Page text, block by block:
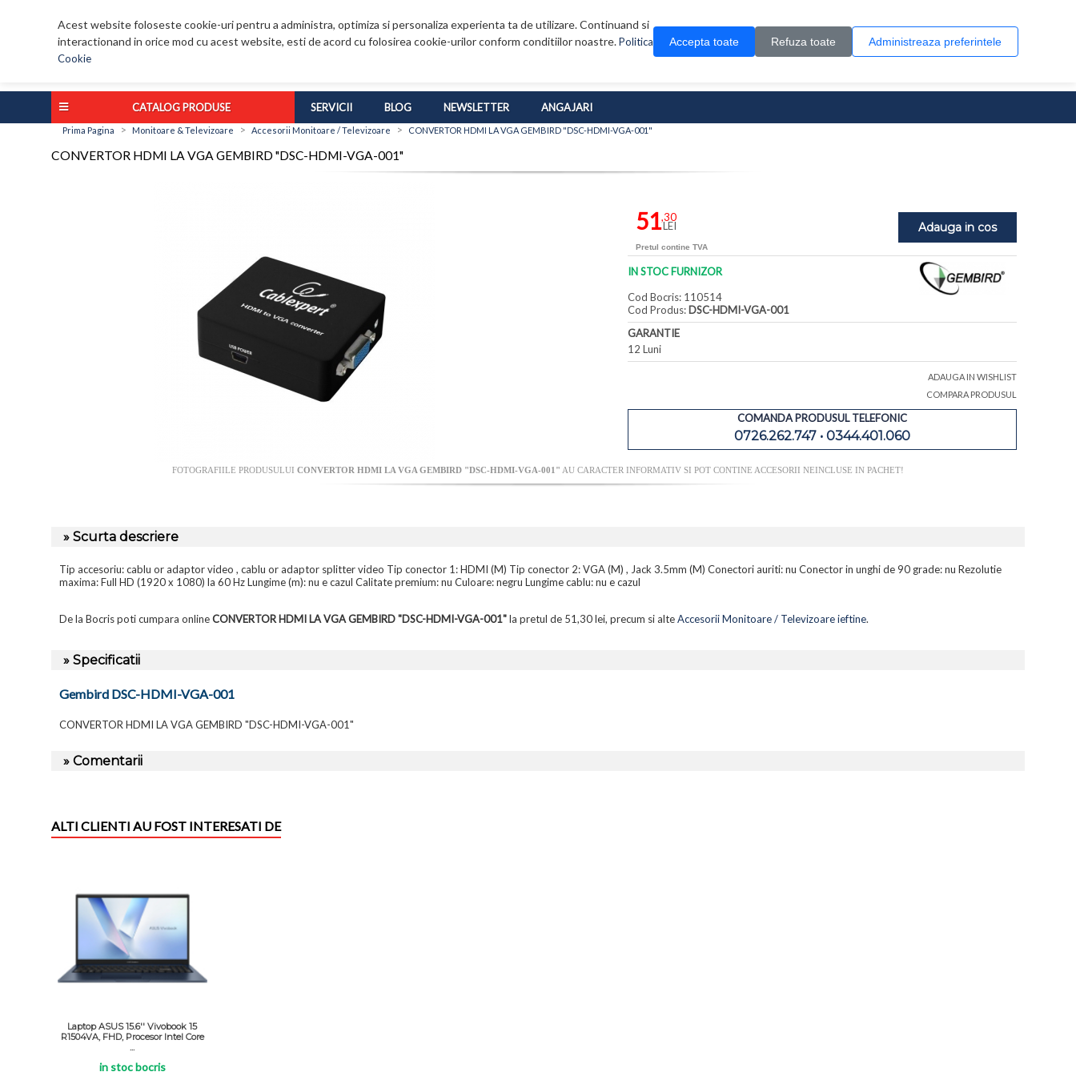
Acest website foloseste cookie-uri pentru a administra, optimiza si personaliza experienta ta de utilizare. Continuand si
interactionand in orice mod cu acest website, esti de acord cu folosirea cookie-urilor conform conditiilor noastre.Politica
Cookie
Accepta toate Refuza toate Administreaza preferintele
0 produs(e)
CATALOG PRODUSE SERVICII BLOG NEWSLETTER ANGAJARI
Prima Pagina > Monitoare & Televizoare > Accesorii Monitoare / Televizoare > CONVERTOR HDMI LA VGA GEMBIRD "DSC-HDMI-VGA-001"
CONVERTOR HDMI LA VGA GEMBIRD "DSC-HDMI-VGA-001"
Adauga in cos
51,30
LEI
Pretul contine TVA
IN STOC FURNIZOR
Cod Bocris: 110514
Cod Produs: DSC-HDMI-VGA-001
GARANTIE
12 Luni
ADAUGA IN WISHLIST
COMPARA PRODUSUL
COMANDA PRODUSUL TELEFONIC
0726.262.747 • 0344.401.060
FOTOGRAFIILE PRODUSULUI CONVERTOR HDMI LA VGA GEMBIRD "DSC-HDMI-VGA-001" AU CARACTER INFORMATIV SI POT CONTINE ACCESORII NEINCLUSE IN PACHET!
» Scurta descriere
Tip accesoriu: cablu or adaptor video , cablu or adaptor splitter video Tip conector 1: HDMI (M) Tip conector 2: VGA (M) , Jack 3.5mm (M) Conectori auriti: nu Conector in unghi de 90 grade: nu Rezolutie
maxima: Full HD (1920 x 1080) la 60 Hz Lungime (m): nu e cazul Calitate premium: nu Culoare: negru Lungime cablu: nu e cazul
De la Bocris poti cumpara onlineCONVERTOR HDMI LA VGA GEMBIRD "DSC-HDMI-VGA-001"la pretul de 51,30 lei, precum si alteAccesorii Monitoare / Televizoare ieftine.
» Specificatii
Gembird DSC-HDMI-VGA-001
CONVERTOR HDMI LA VGA GEMBIRD "DSC-HDMI-VGA-001"
» Comentarii
ALTI CLIENTI AU FOST INTERESATI DE
Laptop ASUS 15.6'' Vivobook 15
R1504VA, FHD, Procesor Intel Core
...
in stoc bocris